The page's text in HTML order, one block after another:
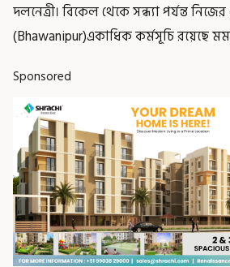
দলনেত্রী। বিকেল থেকে সন্ধ্যা পর্যন্ত
(Bhawanipur)একাধিক কর্মসূচি রয়েছে
Sponsored